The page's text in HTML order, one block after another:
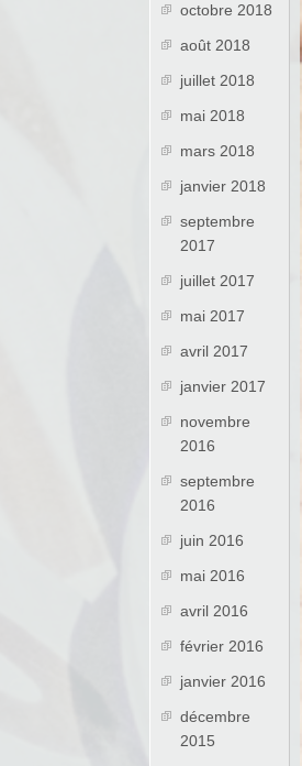
octobre 2018
août 2018
juillet 2018
mai 2018
mars 2018
janvier 2018
septembre
2017
juillet 2017
mai 2017
avril 2017
janvier 2017
novembre
2016
septembre
2016
juin 2016
mai 2016
avril 2016
février 2016
janvier 2016
décembre
2015